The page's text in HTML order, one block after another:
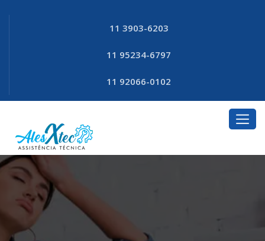
11 3903-6203
11 95234-6797
11 92066-0102